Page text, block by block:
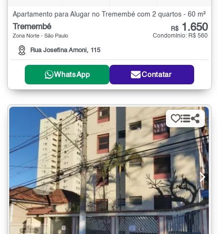
Apartamento para Alugar no Tremembé com 2 quartos - 60 m²
Tremembé
Zona Norte - São Paulo
Rua Josefina Arnoni, 115
R$ 1.650
Condomínio: R$ 560
WhatsApp Contatar